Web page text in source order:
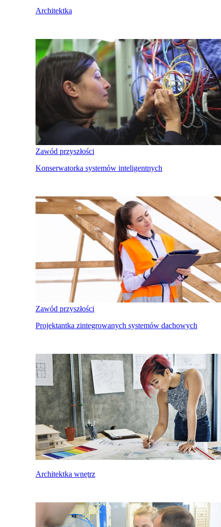
Architektka
Zawód przyszłości
Konserwatorka systemów inteligentnych
Zawód przyszłości
Projektantka zintegrowanych systemów dachowych
Architektka wnętrz